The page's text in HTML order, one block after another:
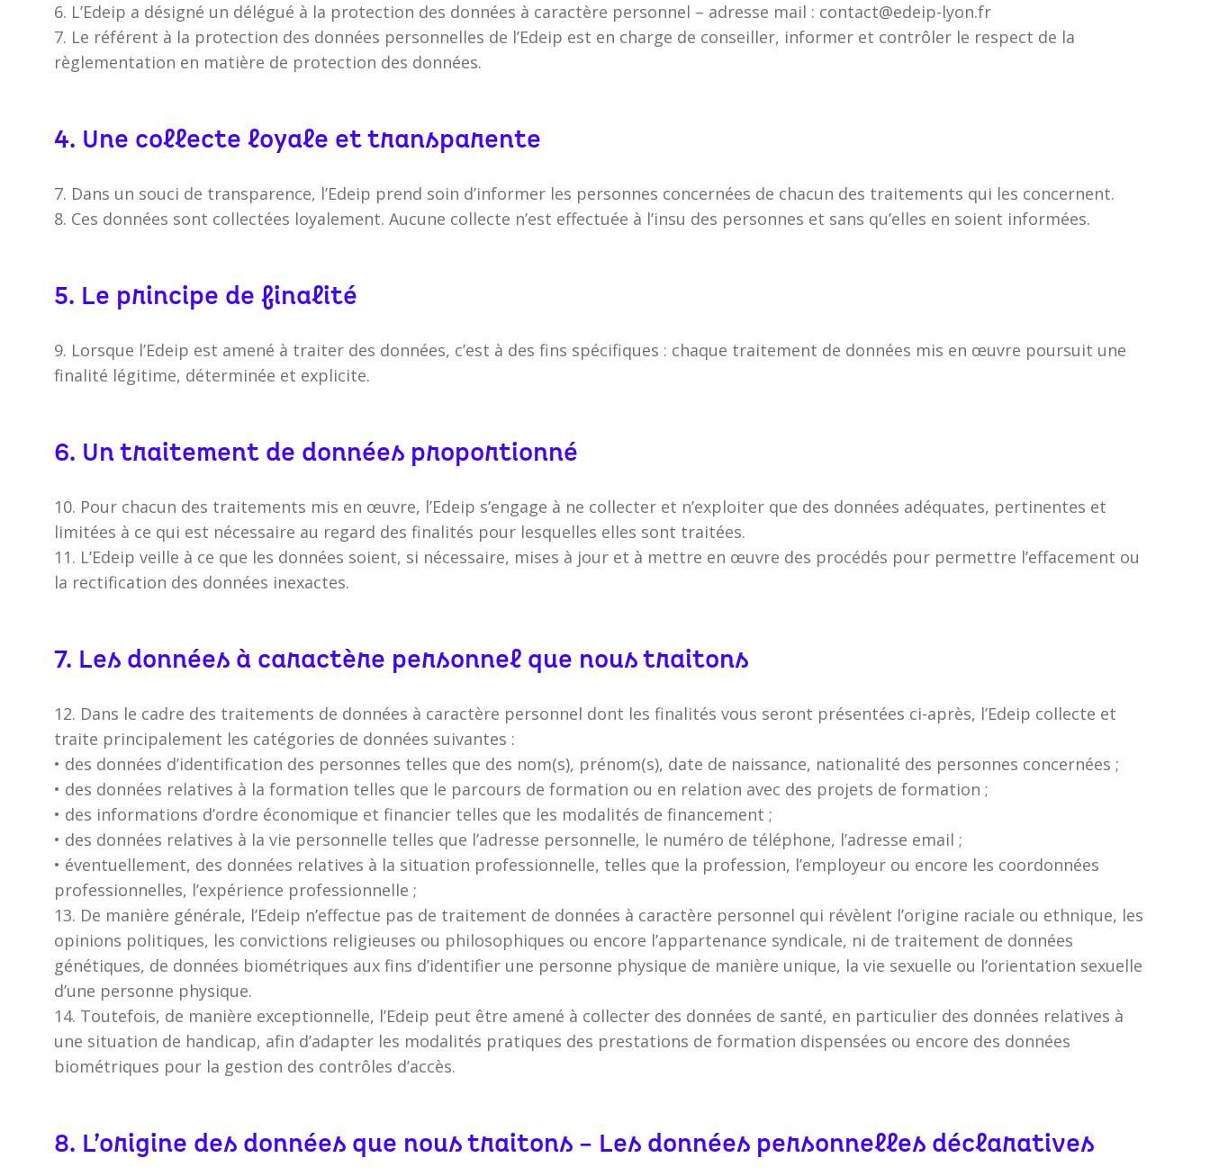
6. L’Edeip a désigné un délégué à la protection des données à caractère personnel – adresse mail : contact@edeip-lyon.fr
7. Le référent à la protection des données personnelles de l’Edeip est en charge de conseiller, informer et contrôler le respect de la
règlementation en matière de protection des données.
4. Une collecte loyale et transparente
7. Dans un souci de transparence, l’Edeip prend soin d’informer les personnes concernées de chacun des traitements qui les concernent.
8. Ces données sont collectées loyalement. Aucune collecte n’est effectuée à l’insu des personnes et sans qu’elles en soient informées.
5. Le principe de finalité
9. Lorsque l’Edeip est amené à traiter des données, c’est à des fins spécifiques : chaque traitement de données mis en œuvre poursuit une
finalité légitime, déterminée et explicite.
6. Un traitement de données proportionné
10. Pour chacun des traitements mis en œuvre, l’Edeip s’engage à ne collecter et n’exploiter que des données adéquates, pertinentes et
limitées à ce qui est nécessaire au regard des finalités pour lesquelles elles sont traitées.
11. L’Edeip veille à ce que les données soient, si nécessaire, mises à jour et à mettre en œuvre des procédés pour permettre l’effacement ou
la rectification des données inexactes.
7. Les données à caractère personnel que nous traitons
12. Dans le cadre des traitements de données à caractère personnel dont les finalités vous seront présentées ci-après, l’Edeip collecte et
traite principalement les catégories de données suivantes :
• des données d’identification des personnes telles que des nom(s), prénom(s), date de naissance, nationalité des personnes concernées ;
• des données relatives à la formation telles que le parcours de formation ou en relation avec des projets de formation ;
• des informations d’ordre économique et financier telles que les modalités de financement ;
• des données relatives à la vie personnelle telles que l’adresse personnelle, le numéro de téléphone, l’adresse email ;
• éventuellement, des données relatives à la situation professionnelle, telles que la profession, l’employeur ou encore les coordonnées
professionnelles, l’expérience professionnelle ;
13. De manière générale, l’Edeip n’effectue pas de traitement de données à caractère personnel qui révèlent l’origine raciale ou ethnique, les
opinions politiques, les convictions religieuses ou philosophiques ou encore l’appartenance syndicale, ni de traitement de données
génétiques, de données biométriques aux fins d’identifier une personne physique de manière unique, la vie sexuelle ou l’orientation sexuelle
d’une personne physique.
14. Toutefois, de manière exceptionnelle, l’Edeip peut être amené à collecter des données de santé, en particulier des données relatives à
une situation de handicap, afin d’adapter les modalités pratiques des prestations de formation dispensées ou encore des données
biométriques pour la gestion des contrôles d’accès.
8. L’origine des données que nous traitons – Les données personnelles déclaratives